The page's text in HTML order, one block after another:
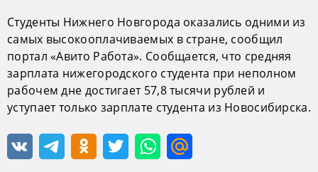
Студенты Нижнего Новгорода оказались одними из
самых высокооплачиваемых в стране, сообщил
портал «Авито Работа». Сообщается, что средняя
зарплата нижегородского студента при неполном
рабочем дне достигает 57,8 тысячи рублей и
уступает только зарплате студента из Новосибирска.